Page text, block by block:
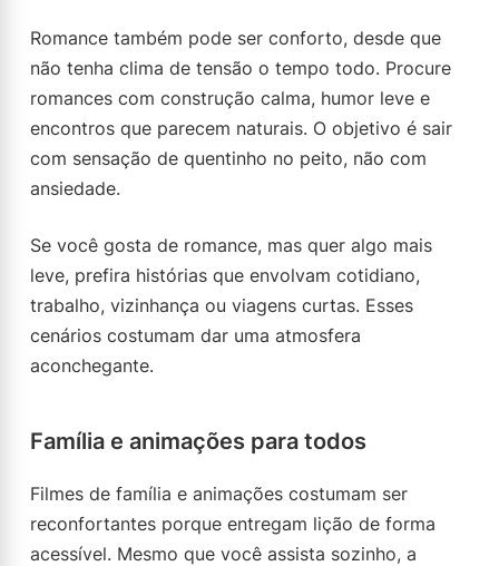
Romance também pode ser conforto, desde que
não tenha clima de tensão o tempo todo. Procure
romances com construção calma, humor leve e
encontros que parecem naturais. O objetivo é sair
com sensação de quentinho no peito, não com
ansiedade.
Se você gosta de romance, mas quer algo mais
leve, prefira histórias que envolvam cotidiano,
trabalho, vizinhança ou viagens curtas. Esses
cenários costumam dar uma atmosfera
aconchegante.
Família e animações para todos
Filmes de família e animações costumam ser
reconfortantes porque entregam lição de forma
acessível. Mesmo que você assista sozinho, a